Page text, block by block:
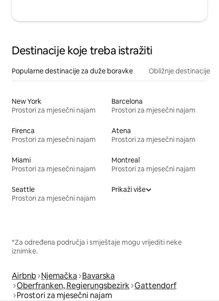
Destinacije koje treba istražiti
Popularne destinacije za duže boravke Obližnje destinacije
New York
Prostori za mjesečni najam
Barcelona
Prostori za mjesečni najam
Firenca
Prostori za mjesečni najam
Atena
Prostori za mjesečni najam
Miami
Prostori za mjesečni najam
Montreal
Prostori za mjesečni najam
Seattle
Prostori za mjesečni najam
Prikaži više
*Za određena područja i smještaje mogu vrijediti neke
iznimke.
Airbnb Njemačka Bavarska
Oberfranken, Regierungsbezirk Gattendorf
Prostori za mjesečni najam